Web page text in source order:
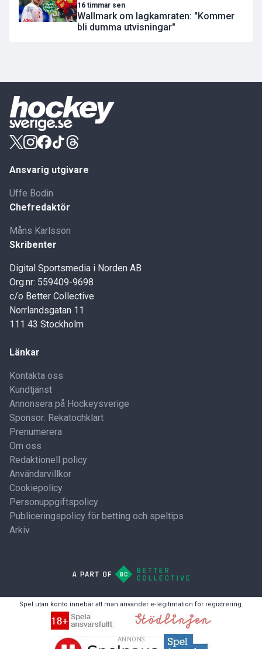
16 timmar sen
Wallmark om lagkamraten: "Kommer
bli dumma utvisningar"
ANNONS
Ansvarig utgivare
Uffe Bodin
Chefredaktör
Måns Karlsson
Skribenter
Digital Sportsmedia i Norden AB
Org.nr: 559409-9698
c/o Better Collective
Norrlandsgatan 11
111 43 Stockholm
Länkar
Kontakta oss
Kundtjänst
Annonsera på Hockeysverige
Sponsor: Rekatochklart
Prenumerera
Om oss
Redaktionell policy
Användarvillkor
Cookiepolicy
Personuppgiftspolicy
Publiceringspolicy för betting och speltips
Arkiv
Spel utan konto innebär att man använder e-legitimation för registrering.